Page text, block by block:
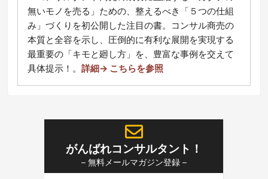
無いモノを売る」ための、整えるべき「５つの仕組
み」づくりを初公開した注目の書。コンサル商売の
本質と全容を示し、圧倒的に有利な展開を実現する
最重要の「キモと廻し方」を、豊富な事例を交えて
具体提示！ 。詳細→ こちらを参照
がんばれコンサルタント！
– 無料メールマガジン登録 –